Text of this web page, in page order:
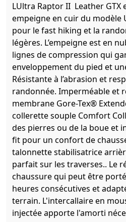
LUltra Raptor II Leather GTX
empeigne en cuir du modèle
pour le fast hiking et la
légères. L’empeigne est en
lignes de compression qui
enveloppement du pied et
Résistante à l’abrasion et
randonnée. Imperméable et
membrane Gore-Tex®
collerette souple Comfort
des pierres ou de la boue et
fit pour un confort de
talonnette stabilisatrice
parfait sur les traverses.. Le
chaussure qui peut être
heures consécutives et
terrain. L'intercallaire en
injectée apporte l'amorti